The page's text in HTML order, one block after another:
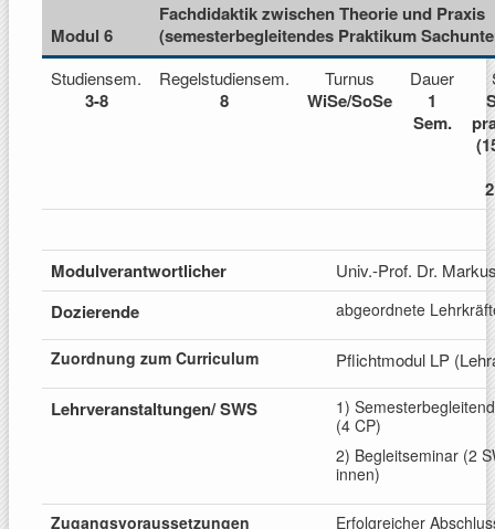
Modul 6
Fachdidaktik zwischen Theorie und Praxis
(semesterbegleitendes Praktikum
Studiensem.
3-8
Regelstudiensem.
8
Turnus
WiSe/SoSe
Dauer
1
Sem.
Modulverantwortlicher Univ.-Prof. Dr.
Dozierende abgeordnete
Zuordnung zum Curriculum Pflichtmodul LP
Lehrveranstaltungen/SWS
1)
(4 CP)
2) Begleitseminar (2
innen)
Zugangsvoraussetzungen
Erfolgreicher